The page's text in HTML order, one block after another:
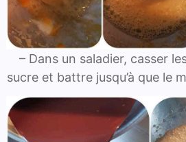
– Dans un saladier, casser
sucre et battre jusqu’à que le